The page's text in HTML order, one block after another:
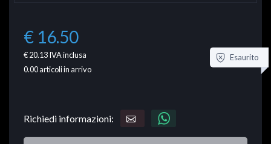
€ 16.50
€ 20.13IVA inclusa
0.00articoli in arrivo
Esaurito
Richiedi informazioni: